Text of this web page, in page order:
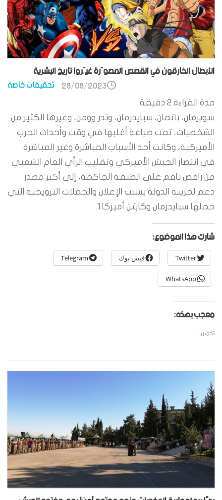
الأبطال الخارقون في القصص المصوّرة غيّروا تاريخ البشرية
تحقيقات خاصة 28/08/2023
مدة القراءة 2 دقيقة
سوبرمان، باتمان، سبايدرمان، وندر وومن، وغيرها الكثير من
الشخصيات، تمت صياغة أغلبها في وقت وأحداث الحرب
الأميركية، وكانت أحد الأسباب المباشرة وغير المباشرة
في انتصار الجيش الأميركي وتقليب الرأي العام الشعبي
من رافض ناقم على الطبقة الحاكمة، إلى أكبر مصدر
دعم لخزينة الدولة بسبب الإعلان والحملات الترويجية التي
حملها سبايدرمان وكابتن أميركا.1
شارك هذا الموضوع:
Twitter فيس بوك Telegram
WhatsApp
معجب بهذه:
تحميل...